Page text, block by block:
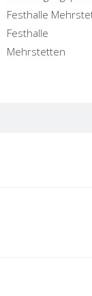
Festhalle
Festhalle
Mehrstetten